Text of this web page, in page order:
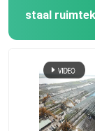
staal